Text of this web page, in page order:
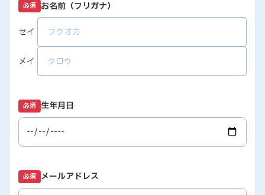
必須 お名前（フリガナ）
セイ
メイ
必須 生年月日
必須 メールアドレス